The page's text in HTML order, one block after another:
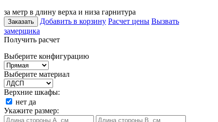
за метр в длину верха и низа гарнитура
Заказать Добавить в корзину Расчет цены Вызвать
замерщика
Получить расчет
Выберите конфигурацию
Выберите материал
Верхние шкафы:
нет да
Укажите размер: